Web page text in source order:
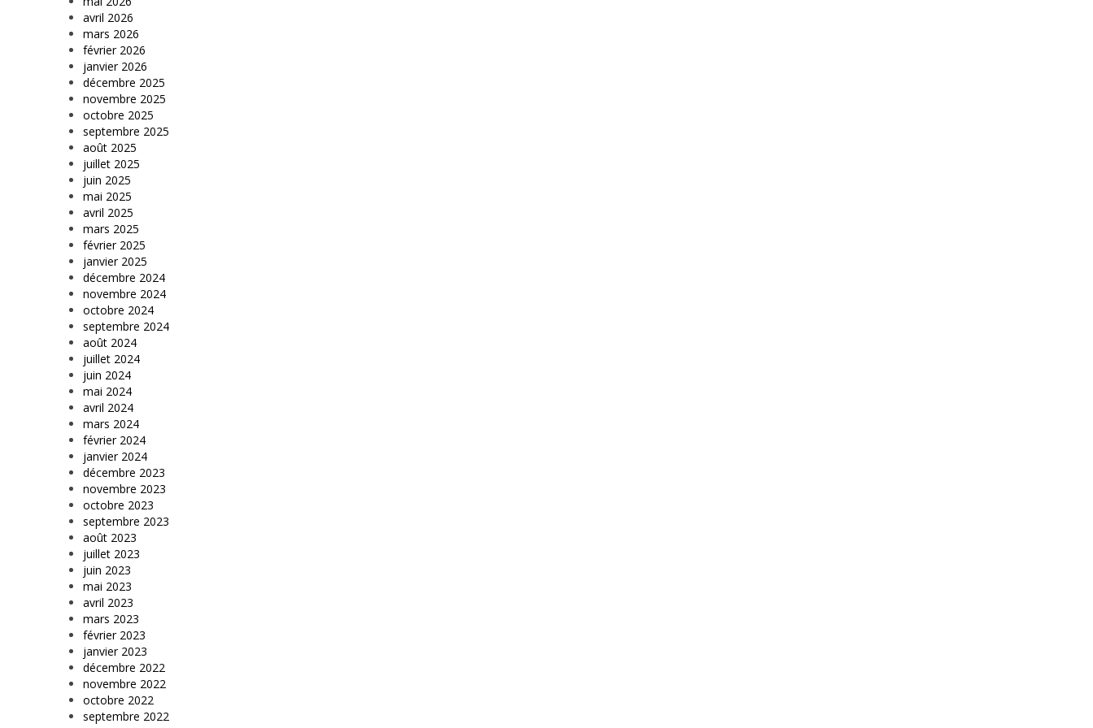
avril 2026
mars 2026
février 2026
janvier 2026
décembre 2025
novembre 2025
octobre 2025
septembre 2025
août 2025
juillet 2025
juin 2025
mai 2025
avril 2025
mars 2025
février 2025
janvier 2025
décembre 2024
novembre 2024
octobre 2024
septembre 2024
août 2024
juillet 2024
juin 2024
mai 2024
avril 2024
mars 2024
février 2024
janvier 2024
décembre 2023
novembre 2023
octobre 2023
septembre 2023
août 2023
juillet 2023
juin 2023
mai 2023
avril 2023
mars 2023
février 2023
janvier 2023
décembre 2022
novembre 2022
octobre 2022
septembre 2022